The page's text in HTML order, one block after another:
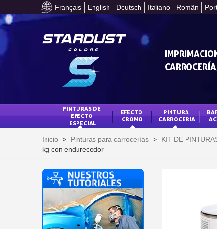
Français English Deutsch Italiano Român
PINTURAS DE
EFECTO
ESPECIAL
EFECTO
CROMO
PINTURA
CARROCERIA
Inicio > Pinturas para carrocerías > KIT DE
kg con endurecedor